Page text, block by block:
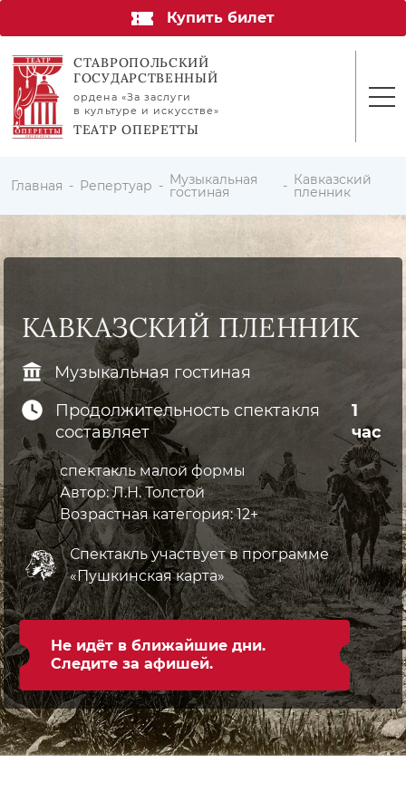
Купить билет
СТАВРОПОЛЬСКИЙ
ГОСУДАРСТВЕННЫЙ
ордена «За заслуги
в культуре и искусстве»
ТЕАТР ОПЕРЕТТЫ
Главная Репертуар Музыкальная
гостиная
Кавказский
пленник
КАВКАЗСКИЙ ПЛЕННИК
Музыкальная гостиная
Продолжительность спектакля
составляет
1
час
спектакль малой формы
Автор:Л.Н. Толстой
Возрастнаякатегория: 12+
Спектакль участвуетв программе
«Пушкинская карта»
Не идёт в ближайшие дни.
Следите за афишей.